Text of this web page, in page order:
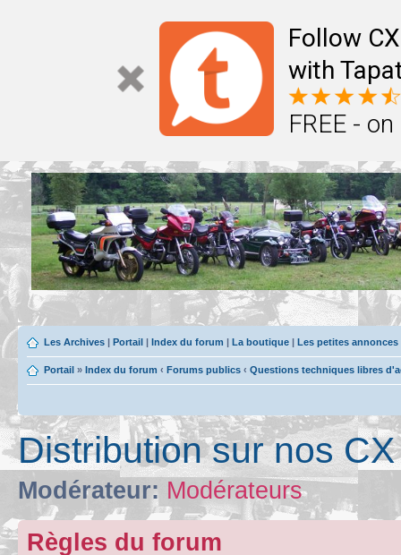
Follow
with
FREE -
Les Archives | Portail | Index du forum | La boutique | Les petites
Portail » Index du forum ‹ Forums publics ‹ Questions techniques libres
Distribution sur nos
Modérateur: Modérateurs
Règles du forum